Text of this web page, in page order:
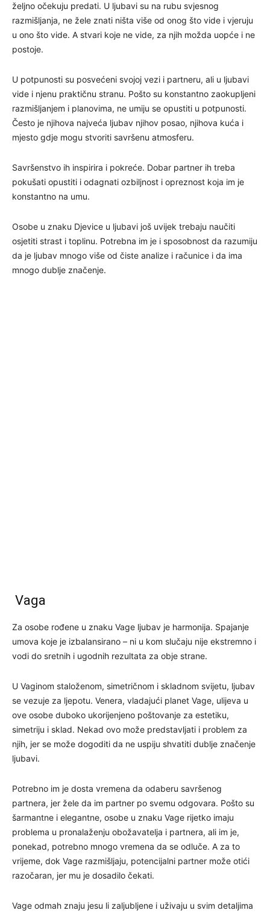
željno očekuju predati. U ljubavi su na rubu svjesnog
razmišljanja, ne žele znati ništa više od onog što vide i vjeruju
u ono što vide. A stvari koje ne vide, za njih možda uopće i ne
postoje.
U potpunosti su posvećeni svojoj vezi i partneru, ali u ljubavi
vide i njenu praktičnu stranu. Pošto su konstantno zaokupljeni
razmišljanjem i planovima, ne umiju se opustiti u potpunosti.
Često je njihova najveća ljubav njihov posao, njihova kuća i
mjesto gdje mogu stvoriti savršenu atmosferu.
Savršenstvo ih inspirira i pokreće. Dobar partner ih treba
pokušati opustiti i odagnati ozbiljnost i opreznost koja im je
konstantno na umu.
Osobe u znaku Djevice u ljubavi još uvijek trebaju naučiti
osjetiti strast i toplinu. Potrebna im je i sposobnost da razumiju
da je ljubav mnogo više od čiste analize i računice i da ima
mnogo dublje značenje.
Vaga
Za osobe rođene u znaku Vage ljubav je harmonija. Spajanje
umova koje je izbalansirano – ni u kom slučaju nije ekstremno i
vodi do sretnih i ugodnih rezultata za obje strane.
U Vaginom staloženom, simetričnom i skladnom svijetu, ljubav
se vezuje za ljepotu. Venera, vladajući planet Vage, ulijeva u
ove osobe duboko ukorijenjeno poštovanje za estetiku,
simetriju i sklad. Nekad ovo može predstavljati i problem za
njih, jer se može dogoditi da ne uspiju shvatiti dublje značenje
ljubavi.
Potrebno im je dosta vremena da odaberu savršenog
partnera, jer žele da im partner po svemu odgovara. Pošto su
šarmantne i elegantne, osobe u znaku Vage rijetko imaju
problema u pronalaženju obožavatelja i partnera, ali im je,
ponekad, potrebno mnogo vremena da se odluče. A za to
vrijeme, dok Vage razmišljaju, potencijalni partner može otići
razočaran, jer mu je dosadilo čekati.
Vage odmah znaju jesu li zaljubljene i uživaju u svim detaljima